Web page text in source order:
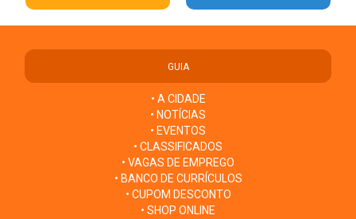
GUIA
• A CIDADE
• NOTÍCIAS
• EVENTOS
• CLASSIFICADOS
• VAGAS DE EMPREGO
• BANCO DE CURRÍCULOS
• CUPOM DESCONTO
• SHOP ONLINE